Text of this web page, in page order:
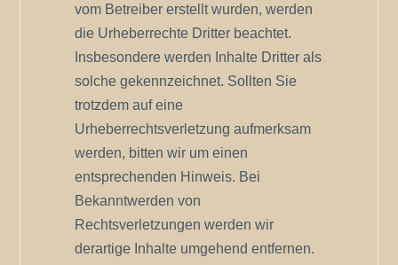
vom Betreiber erstellt wurden, werden
die Urheberrechte Dritter beachtet.
Insbesondere werden Inhalte Dritter als
solche gekennzeichnet. Sollten Sie
trotzdem auf eine
Urheberrechtsverletzung aufmerksam
werden, bitten wir um einen
entsprechenden Hinweis. Bei
Bekanntwerden von
Rechtsverletzungen werden wir
derartige Inhalte umgehend entfernen.